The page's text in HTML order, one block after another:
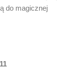
do magicznej